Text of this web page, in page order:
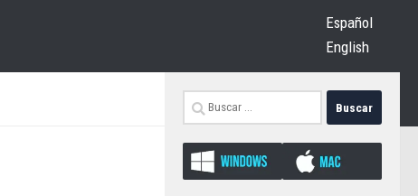
Español
English
Buscar: